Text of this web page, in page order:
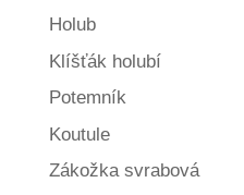
Holub
Klíšťák holubí
Potemník
Koutule
Zákožka svrabová